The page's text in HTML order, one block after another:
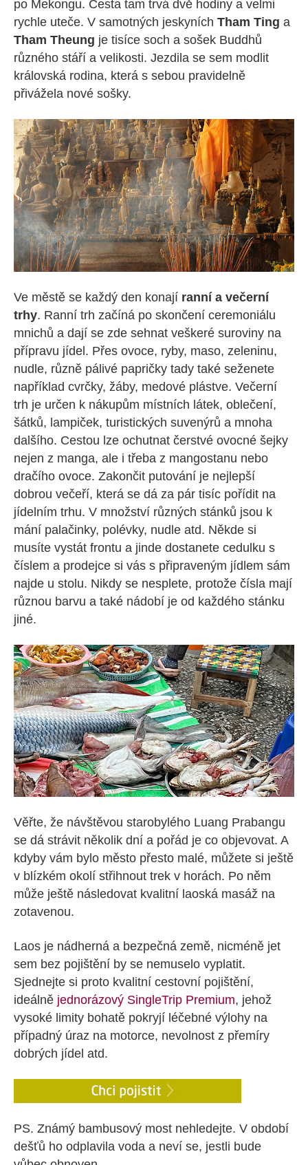
po Mekongu. Cesta tam trvá dvě hodiny a velmi
rychle uteče. V samotných jeskyních Tham Ting a
Tham Theung je tisíce soch a sošek Buddhů
různého stáří a velikosti. Jezdila se sem modlit
královská rodina, která s sebou pravidelně
přivážela nové sošky.
Ve městě se každý den konají ranní a večerní
trhy. Ranní trh začíná po skončení ceremoniálu
mnichů a dají se zde sehnat veškeré suroviny na
přípravu jídel. Přes ovoce, ryby, maso, zeleninu,
nudle, různě pálivé papričky tady také seženete
například cvrčky, žáby, medové plástve. Večerní
trh je určen k nákupům místních látek, oblečení,
šátků, lampiček, turistických suvenýrů a mnoha
dalšího. Cestou lze ochutnat čerstvé ovocné šejky
nejen z manga, ale i třeba z mangostanu nebo
dračího ovoce. Zakončit putování je nejlepší
dobrou večeří, která se dá za pár tisíc pořídit na
jídelním trhu. V množství různých stánků jsou k
mání palačinky, polévky, nudle atd. Někde si
musíte vystát frontu a jinde dostanete cedulku s
číslem a prodejce si vás s připraveným jídlem sám
najde u stolu. Nikdy se nesplete, protože čísla mají
různou barvu a také nádobí je od každého stánku
jiné.
Věřte, že návštěvou starobylého Luang Prabangu
se dá strávit několik dní a pořád je co objevovat. A
kdyby vám bylo město přesto malé, můžete si ještě
v blízkém okolí střihnout trek v horách. Po něm
může ještě následovat kvalitní laoská masáž na
zotavenou.
Laos je nádherná a bezpečná země, nicméně jet
sem bez pojištění by se nemuselo vyplatit.
Sjednejte si proto kvalitní cestovní pojištění,
ideálně jednorázový SingleTrip Premium, jehož
vysoké limity bohatě pokryjí léčebné výlohy na
případný úraz na motorce, nevolnost z přemíry
dobrých jídel atd.
PS. Známý bambusový most nehledejte. V období
dešťů ho odplavila voda a neví se, jestli bude